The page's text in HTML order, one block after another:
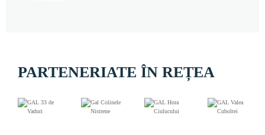
PARTENERIATE ÎN REȚEA